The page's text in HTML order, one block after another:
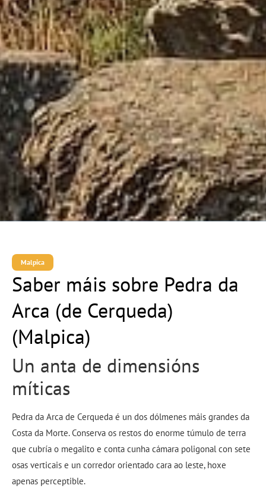
Malpica
Saber máis sobre Pedra da
Arca (de Cerqueda)
(Malpica)
Un anta de dimensións
míticas
Pedra da Arca de Cerqueda é un dos dólmenes máis grandes da
Costa da Morte. Conserva os restos do enorme túmulo de terra
que cubría o megalito e conta cunha cámara poligonal con sete
osas verticais e un corredor orientado cara ao leste, hoxe
apenas perceptible.